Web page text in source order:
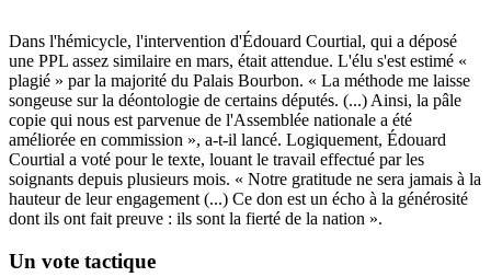
Dans l'hémicycle, l'intervention d'Édouard Courtial, qui a déposé
une PPL assez similaire en mars, était attendue. L'élu s'est estimé «
plagié » par la majorité du Palais Bourbon. « La méthode me laisse
songeuse sur la déontologie de certains députés. (...) Ainsi, la pâle
copie qui nous est parvenue de l'Assemblée nationale a été
améliorée en commission », a-t-il lancé. Logiquement, Édouard
Courtial a voté pour le texte, louant le travail effectué par les
soignants depuis plusieurs mois. « Notre gratitude ne sera jamais à la
hauteur de leur engagement (...) Ce don est un écho à la générosité
dont ils ont fait preuve : ils sont la fierté de la nation ».
Un vote tactique